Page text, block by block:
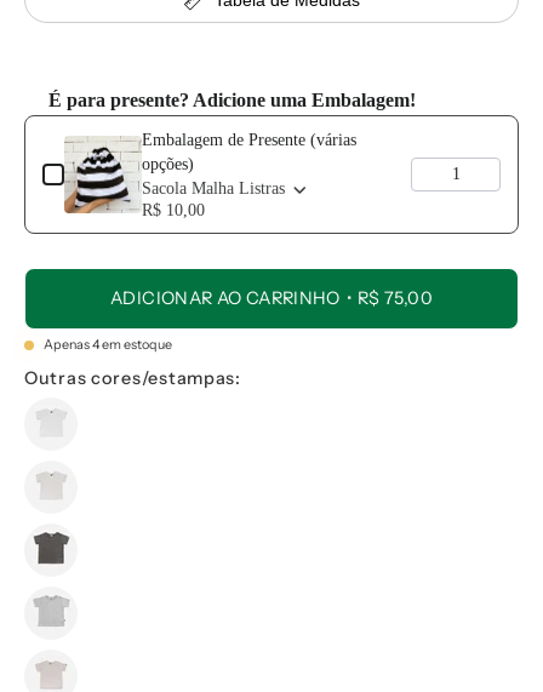
É para presente? Adicione uma Embalagem!
Use the Previous and Next buttons to navigate through product
Embalagem de Presente (várias
opções)
Sacola Malha Listras
R$ 10,00
ADICIONAR AO CARRINHO R$ 75,00
Apenas4em estoque
Outras cores/estampas: